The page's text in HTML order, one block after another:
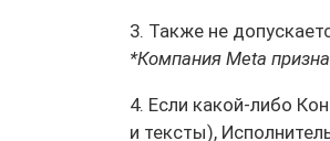
3. Также не
*Компания Meta
4. Если какой-либо
и тексты),